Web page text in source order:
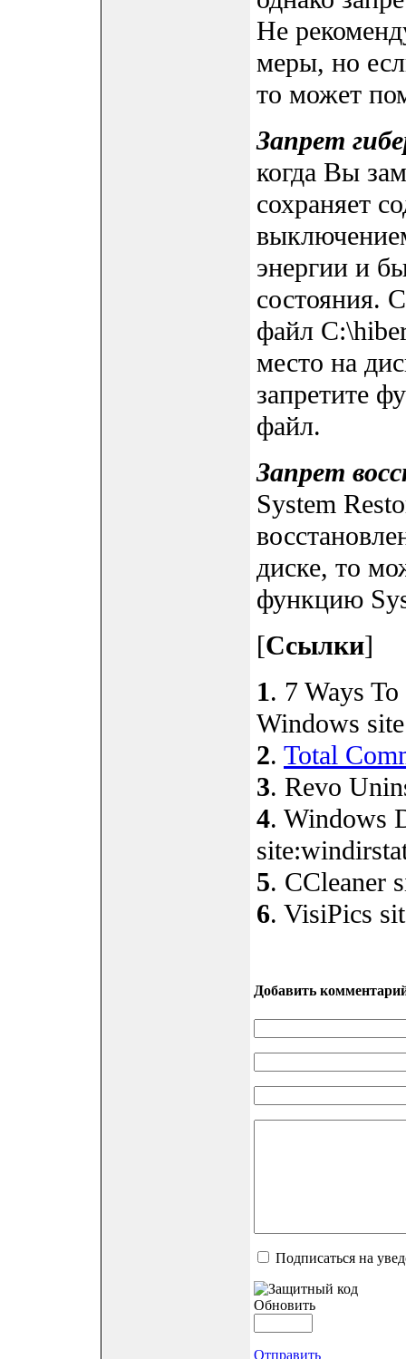
Не
меры, но
то может
Запрет
когда Вы
сохраняет
энергии и
состояния.
файл
место на
запретите
файл.
Запрет
System
диске, то
функцию
[Ссылки]
1. 7 Ways
Windows
2. Total
3. Revo
4. Windows
5. CCleaner
6. VisiPics
Добавить
Подписаться на
Обновить
Отправить